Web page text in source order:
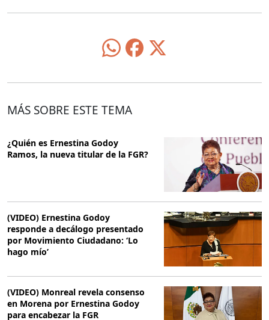
MÁS SOBRE ESTE TEMA
¿Quién es Ernestina Godoy
Ramos, la nueva titular de la FGR?
(VIDEO) Ernestina Godoy
responde a decálogo presentado
por Movimiento Ciudadano: ‘Lo
hago mío’
(VIDEO) Monreal revela consenso
en Morena por Ernestina Godoy
para encabezar la FGR